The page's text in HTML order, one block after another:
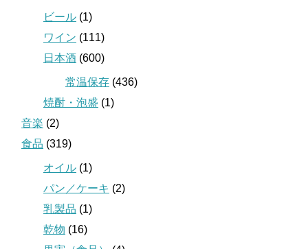
ビール (1)
ワイン (111)
日本酒 (600)
常温保存 (436)
焼酎・泡盛 (1)
音楽 (2)
食品 (319)
オイル (1)
パン／ケーキ (2)
乳製品 (1)
乾物 (16)